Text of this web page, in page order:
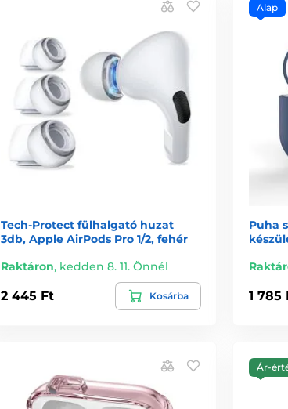
Tech-Protect fülhalgató huzat
3db, Apple AirPods Pro 1/2, fehér
Raktáron, kedden 8. 11. Önnél
2 445 Ft Kosárba
Alap
Puha
1 785
Ár-